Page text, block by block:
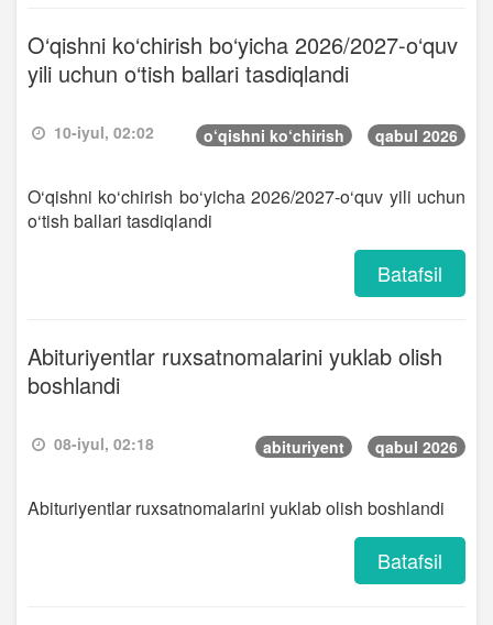
O‘qishni ko‘chirish bo‘yicha 2026/2027-o‘quv
yili uchun o‘tish ballari tasdiqlandi
10-iyul, 02:02 o‘qishni ko‘chirish qabul 2026
O‘qishni ko‘chirish bo‘yicha 2026/2027-o‘quv yili uchun
o‘tish ballari tasdiqlandi
Batafsil
Abituriyentlar ruxsatnomalarini yuklab olish
boshlandi
08-iyul, 02:18 abituriyent qabul 2026
Abituriyentlar ruxsatnomalarini yuklab olish boshlandi
Batafsil